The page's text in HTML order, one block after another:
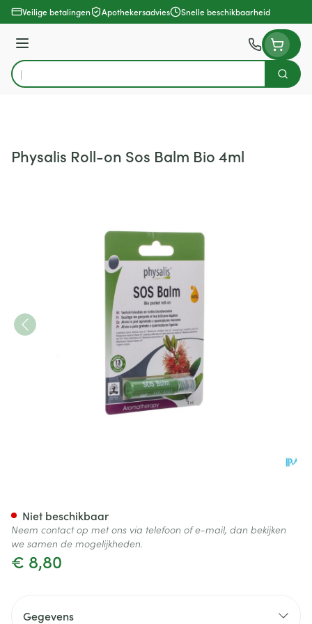
Ga naar de inhoud
Veilige betalingen Apothekersadvies Snelle beschikbaarheid
Menu
Product, merk, categorie...
Zoek
Physalis Roll-on Sos Balm Bio 4ml
€ 8,80
Niet beschikbaar
Neem contact op met ons via telefoon of e-mail, dan bekijken
we samen de mogelijkheden.
Gegevens